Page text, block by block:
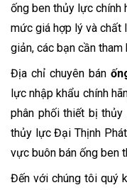
ống ben thủy lực chính
mức giá hợp lý và chất
giản, các bạn cần tham
Địa chỉ chuyên bán
lực nhập khẩu chính
phân phối thiết bị
thủy lực Đại Thịnh
vực buôn bán ống ben
Đến với chúng tôi quý